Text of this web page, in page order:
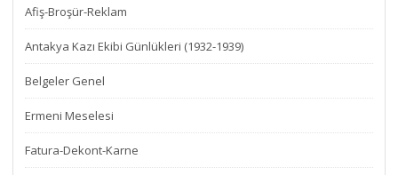
Afiş-Broşür-Reklam
Antakya Kazı Ekibi Günlükleri (1932-1939)
Belgeler Genel
Ermeni Meselesi
Fatura-Dekont-Karne